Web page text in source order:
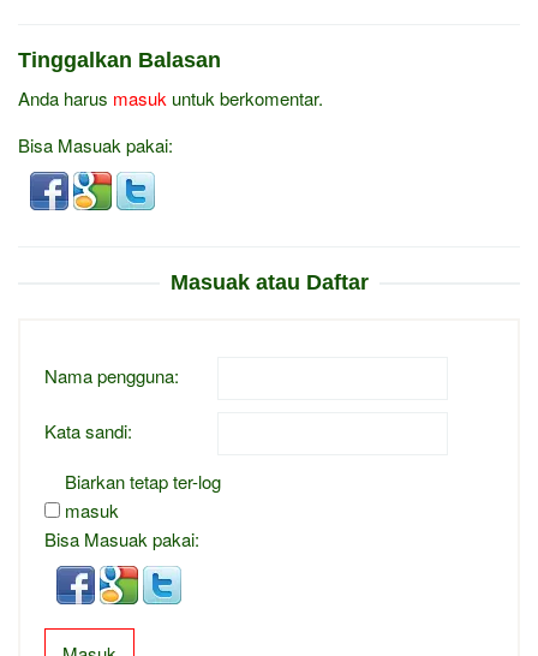
Tinggalkan Balasan
Anda harus masuk untuk berkomentar.
Bisa Masuak pakai:
Masuak atau Daftar
Nama pengguna:
Kata sandi:
Biarkan tetap ter-log
masuk
Bisa Masuak pakai: